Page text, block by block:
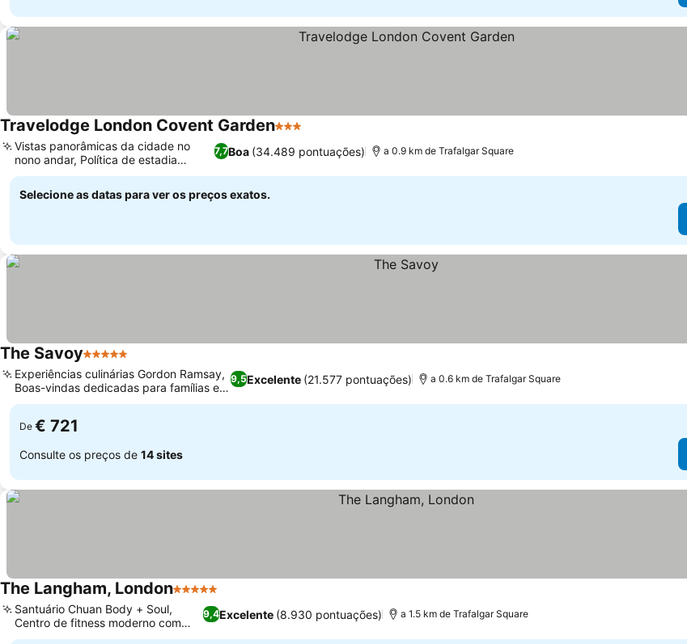
Travelodge London Covent Garden3 Estrelas
7,7Boa (34.489 pontuações)
Vistas panorâmicas da cidade no
nono andar, Política de estadia
familiar
a 0.9 km de Trafalgar Square
Selecione as datas para ver os preços exatos.
The Savoy5 Estrelas
9,5Excelente (21.577 pontuações)
Experiências culinárias Gordon Ramsay,
Boas-vindas dedicadas para famílias e
crianças
a 0.6 km de Trafalgar Square
De € 721
Consulte os preços de 14 sites
The Langham, London5 Estrelas
9,4Excelente (8.930 pontuações)
Santuário Chuan Body + Soul,
Centro de fitness moderno com
Pelotons
a 1.5 km de Trafalgar Square